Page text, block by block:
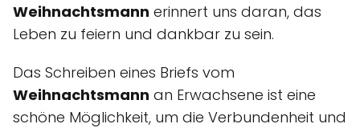
Weihnachtsmann erinnert uns daran, das
Leben zu feiern und dankbar zu sein.
Das Schreiben eines Briefs vom
Weihnachtsmann an Erwachsene ist eine
schöne Möglichkeit, um die Verbundenheit und